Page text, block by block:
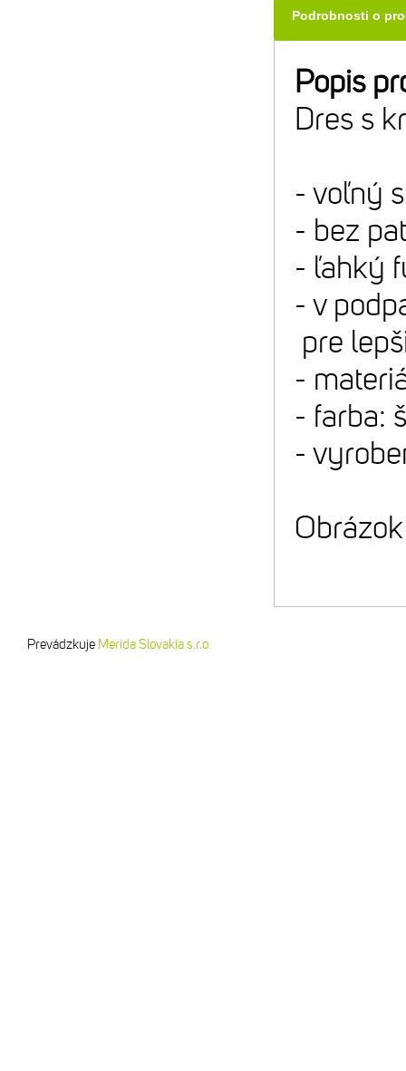
Podrobnosti o
Popis
Dres s
- voľný
- bez
- ľahký
- v
pre
-
- farba:
-
Prevádzkuje Merida Slovakia s.r.o.